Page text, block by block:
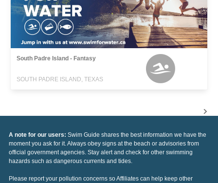
South Padre Island - Fantasy
SOUTH PADRE ISLAND, TEXAS
A note for our users: Swim Guide shares the best information we have the
moment you ask for it. Always obey signs at the beach or advisories from
official government agencies. Stay alert and check for other swimming
hazards such as dangerous currents and tides.
Please report your pollution concerns so Affiliates can help keep other